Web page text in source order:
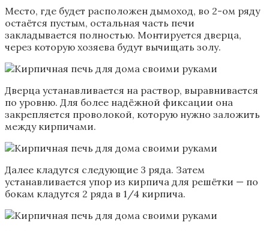
Место, где будет расположен дымоход, во 2-ом ряду
остаётся пустым, остальная часть печи
закладывается полностью. Монтируется дверца,
через которую хозяева будут вычищать золу.
Дверца устанавливается на раствор, выравнивается
по уровню. Для более надёжной фиксации она
закрепляется проволокой, которую нужно заложить
между кирпичами.
Далее кладутся следующие 3 ряда. Затем
устанавливается упор из кирпича для решётки — по
бокам кладутся 2 ряда в 1/4 кирпича.